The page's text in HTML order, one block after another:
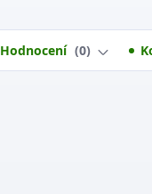
Hodnocení 0